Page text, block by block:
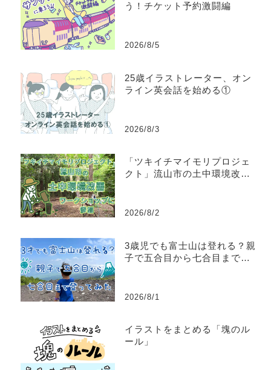
う！チケット予約激闘編
2026/8/5
25歳イラストレーター、オン
ライン英会話を始める①
2026/8/3
「ツキイチマイモリプロジェ
クト」流山市の土中環境改善
2026/8/2
3歳児でも富士山は登れる？親
子で五合目から七合目まで登
2026/8/1
イラストをまとめる「塊のル
ール」